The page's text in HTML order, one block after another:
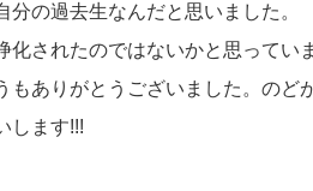
分の過去生なんだと思いました。
化されたのではないかと思っていま
もありがとうございました。のど
します!!!